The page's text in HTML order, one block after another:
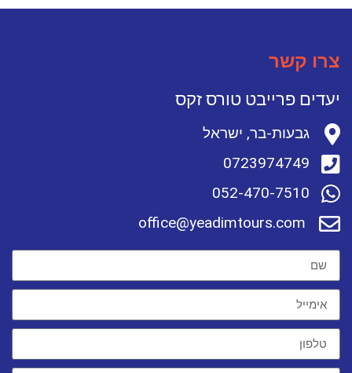
צרו קשר
יעדים פרייבט טורס זקס
גבעות-בר, ישראל
0723974749
052-470-7510